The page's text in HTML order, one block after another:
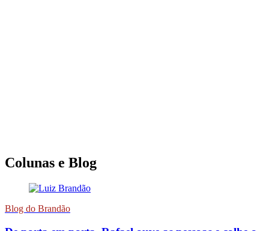
Colunas e Blog
Blog do Brandão